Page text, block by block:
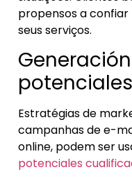
propensos a
seus serviços.
potenciales
Estratégias de
campanhas de e-
online, podem ser
potenciales